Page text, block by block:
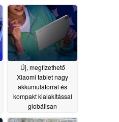
Új, megfizethető
Xiaomi tablet nagy
akkumulátorral és
kompakt kialakítással
globálisan